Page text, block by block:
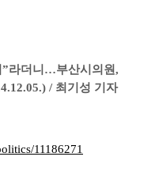
”라더니…부산시의원,
/ 최기성 기자
11186271